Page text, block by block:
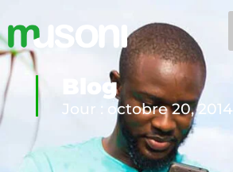
Blog
Jour : octobre 20, 2014